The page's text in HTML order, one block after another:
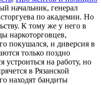
начальник, генерал
по академии. Но
К тому же у него в
наркоторговцев,
покушался, и диверсия в
только поздно
на работу, но
в Рязанской
находят бандиты